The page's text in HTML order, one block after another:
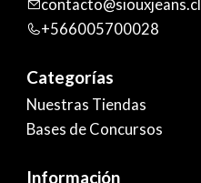
contacto@siouxjeans.cl
+566005700028
Categorías
Nuestras Tiendas
Bases de Concursos
Información